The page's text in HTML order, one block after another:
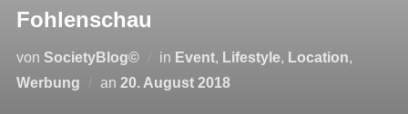
Fohlenschau
von SocietyBlog© in Event, Lifestyle, Location,
Werbung
an Veröffentlicht
20. August 2018